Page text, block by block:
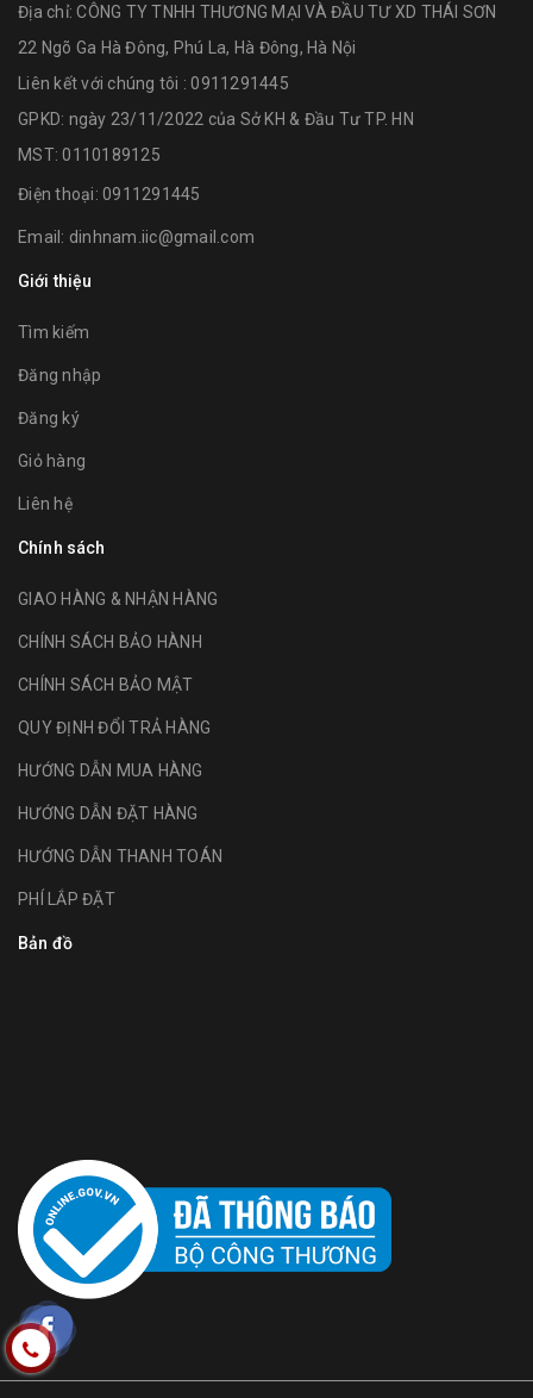
Địa chỉ:CÔNG TY TNHH THƯƠNG MẠI VÀ ĐẦU TƯ XD THÁI SƠN
22 Ngõ Ga Hà Đông, Phú La, Hà Đông, Hà Nội
Liên kết với chúng tôi : 0911291445
GPKD: ngày 23/11/2022 của Sở KH & Đầu Tư TP. HN
MST: 0110189125
Điện thoại: 0911291445
Email: dinhnam.iic@gmail.com
Giới thiệu
Tìm kiếm
Đăng nhập
Đăng ký
Giỏ hàng
Liên hệ
Chính sách
GIAO HÀNG & NHẬN HÀNG
CHÍNH SÁCH BẢO HÀNH
CHÍNH SÁCH BẢO MẬT
QUY ĐỊNH ĐỔI TRẢ HÀNG
HƯỚNG DẪN MUA HÀNG
HƯỚNG DẪN ĐẶT HÀNG
HƯỚNG DẪN THANH TOÁN
PHÍ LẮP ĐẶT
Bản đồ